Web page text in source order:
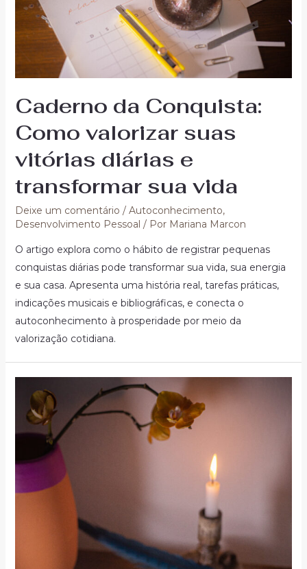
Caderno da Conquista:
Como valorizar suas
vitórias diárias e
transformar sua vida
Deixe um comentário / Autoconhecimento,
Desenvolvimento Pessoal / Por Mariana Marcon
O artigo explora como o hábito de registrar pequenas
conquistas diárias pode transformar sua vida, sua energia
e sua casa. Apresenta uma história real, tarefas práticas,
indicações musicais e bibliográficas, e conecta o
autoconhecimento à prosperidade por meio da
valorização cotidiana.